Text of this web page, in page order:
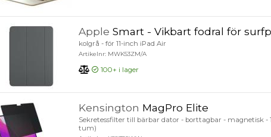
Apple Smart - Vikbart fodral för
kolgrå - för 11-inch iPad Air
Artikelnr: MWK53ZM/A
100+ i lager
Kensington MagPro Elite
Sekretessfilter till bärbar dator - borttagbar - magnetisk -
tum)